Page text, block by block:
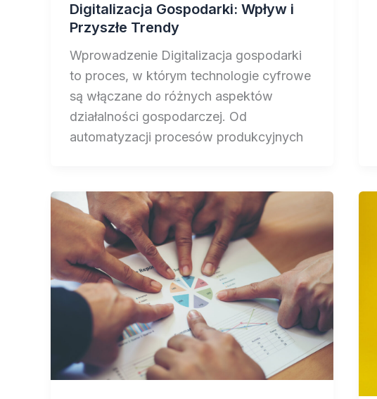
Digitalizacja Gospodarki: Wpływ i
Przyszłe Trendy
Wprowadzenie Digitalizacja gospodarki
to proces, w którym technologie cyfrowe
są włączane do różnych aspektów
działalności gospodarczej. Od
automatyzacji procesów produkcyjnych